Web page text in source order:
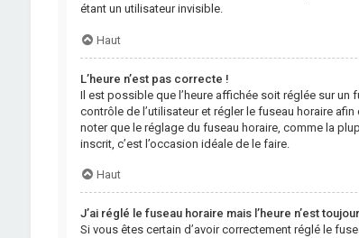
étant un utilisateur invisible.
Haut
L’heure n’est pas correcte !
Il est possible que l’heure affichée soit réglée sur un
contrôle de l’utilisateur et régler le fuseau horaire
noter que le réglage du fuseau horaire, comme la
inscrit, c’est l’occasion idéale de le faire.
Haut
J’ai réglé le fuseau horaire mais l’heure n’est
Si vous êtes certain d’avoir correctement réglé le